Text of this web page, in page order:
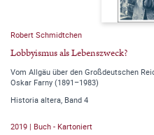
Robert Schmidtchen
Lobbyismus als Lebenszweck?
Vom Allgäu über den Großdeutschen
Oskar Farny (1891–1983)
Historia altera, Band 4
2019 | Buch - Kartoniert